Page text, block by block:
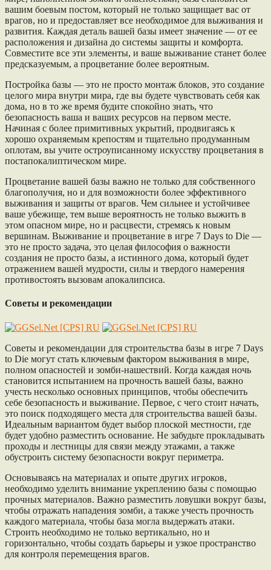
вашим боевым постом, который не только защищает вас от
врагов, но и предоставляет все необходимое для выживания и
развития. Каждая деталь вашей базы имеет значение — от ее
расположения и дизайна до системы защиты и комфорта.
Совместите все эти элементы, и ваше выживание станет более
предсказуемым, а процветание более вероятным.
Постройка базы — это не просто монтаж блоков, это создание
целого мира внутри мира, где вы будете чувствовать себя как
дома, но в то же время будите спокойно знать, что
безопасность ваша и ваших ресурсов на первом месте.
Начиная с более примитивных укрытий, продвигаясь к
хорошо охраняемым крепостям и тщательно продуманным
оплотам, вы учите остроуписанному искусству процветания в
постапокалиптическом мире.
Процветание вашей базы важно не только для собственного
благополучия, но и для возможности более эффективного
выживания и защиты от врагов. Чем сильнее и устойчивее
ваше убежище, тем выше вероятность не только выжить в
этом опасном мире, но и расцвести, стремясь к новым
вершинам. Выживание и процветание в игре 7 Days to Die —
это не просто задача, это целая философия о важности
создания не просто базы, а истинного дома, который будет
отражением вашей мудрости, силы и твердого намерения
противостоять вызовам апокалипсиса.
Советы и рекомендации
Советы и рекомендации для строительства базы в игре 7 Days
to Die могут стать ключевым фактором выживания в мире,
полном опасностей и зомби-нашествий. Когда каждая ночь
становится испытанием на прочность вашей базы, важно
учесть несколько основных принципов, чтобы обеспечить
себе безопасность и выживание. Первое, с чего стоит начать,
это поиск подходящего места для строительства вашей базы.
Идеальным вариантом будет выбор плоской местности, где
будет удобно разместить основание. Не забудьте прокладывать
проходы и лестницы для связи между этажами, а также
обустроить систему безопасности вокруг периметра.
Основываясь на материалах и опыте других игроков,
необходимо уделить внимание укреплению базы с помощью
прочных материалов. Важно разместить ловушки вокруг базы,
чтобы отражать нападения зомби, а также учесть прочность
каждого материала, чтобы база могла выдержать атаки.
Строить необходимо не только вертикально, но и
горизонтально, чтобы создать барьеры и узкое пространство
для контроля перемещения врагов.